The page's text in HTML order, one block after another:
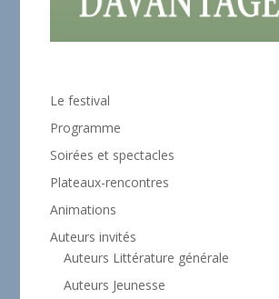
Le festival
Programme
Soirées et spectacles
Plateaux-rencontres
Animations
Auteurs invités
Auteurs Littérature générale
Auteurs Jeunesse